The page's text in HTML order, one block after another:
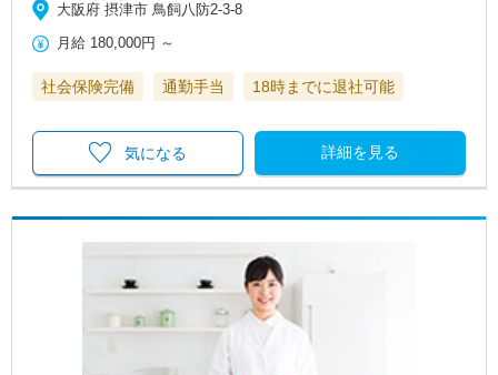
大阪府 摂津市 鳥飼八防2-3-8
月給 180,000円 ～
社会保険完備 通勤手当 18時までに退社可能
詳細を見る
気になる